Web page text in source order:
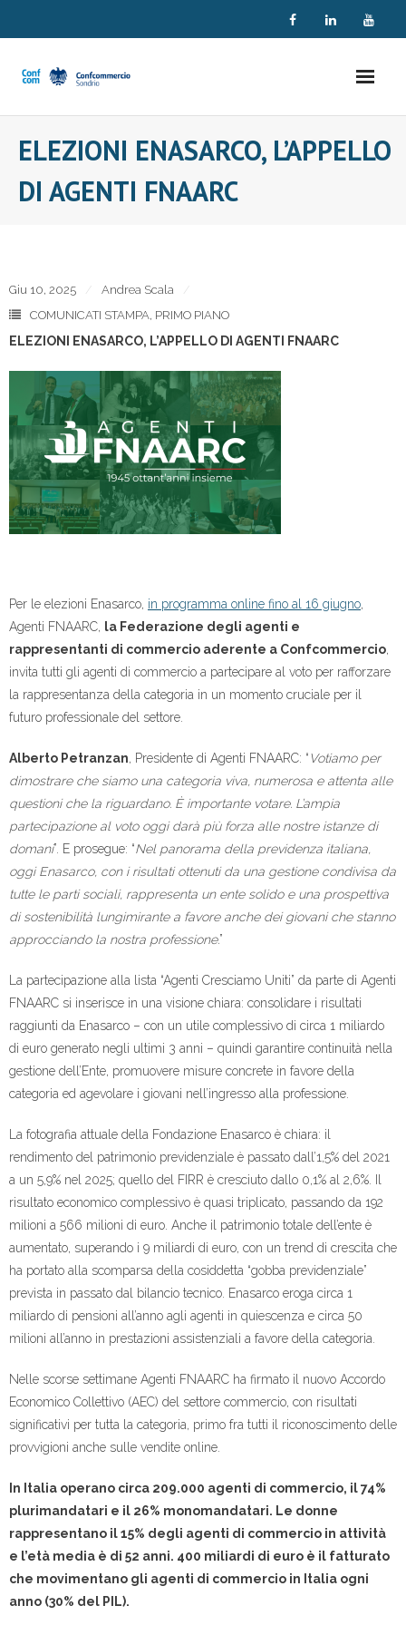
ELEZIONI ENASARCO, L’APPELLO
DI AGENTI FNAARC
Giu 10, 2025
Andrea Scala
COMUNICATI STAMPA, PRIMO PIANO
ELEZIONI ENASARCO, L’APPELLO DI AGENTI FNAARC
Per le elezioni Enasarco, in programma online fino al 16 giugno
Agenti FNAARC,
la Federazione degli agenti e
rappresentanti di commercio aderente a Confcommercio
invita tutti gli agenti di commercio a partecipare al voto per rafforzare
la rappresentanza della categoria in un momento cruciale per il
futuro professionale del settore.
Alberto Petranzan , Presidente di Agenti FNAARC: “Votiamo per
dimostrare che siamo una categoria viva, numerosa e attenta alle
questioni che la riguardano. È importante votare. L’ampia
partecipazione al voto oggi darà più forza alle nostre istanze di
domani”. E prosegue: “Nel panorama della previdenza italiana,
oggi Enasarco, con i risultati ottenuti da una gestione condivisa da
tutte le parti sociali, rappresenta un ente solido e una prospettiva
di sostenibilità lungimirante a favore anche dei giovani che stanno
approcciando la nostra professione.”
La partecipazione alla lista “Agenti Cresciamo Uniti” da parte di Agenti
FNAARC si inserisce in una visione chiara: consolidare i risultati
raggiunti da Enasarco – con un utile complessivo di circa 1 miliardo
di euro generato negli ultimi 3 anni – quindi garantire continuità nella
gestione dell’Ente, promuovere misure concrete in favore della
categoria ed agevolare i giovani nell’ingresso alla professione.
La fotografia attuale della Fondazione Enasarco è chiara: il
rendimento del patrimonio previdenziale è passato dall’1,5% del 2021
a un 5,9% nel 2025; quello del FIRR è cresciuto dallo 0,1% al 2,6%. Il
risultato economico complessivo è quasi triplicato, passando da 192
milioni a 566 milioni di euro. Anche il patrimonio totale dell’ente è
aumentato, superando i 9 miliardi di euro, con un trend di crescita che
ha portato alla scomparsa della cosiddetta “gobba previdenziale”
prevista in passato dal bilancio tecnico. Enasarco eroga circa 1
miliardo di pensioni all’anno agli agenti in quiescenza e circa 50
milioni all’anno in prestazioni assistenziali a favore della categoria.
Nelle scorse settimane Agenti FNAARC ha firmato il nuovo Accordo
Economico Collettivo (AEC) del settore commercio, con risultati
significativi per tutta la categoria, primo fra tutti il riconoscimento delle
provvigioni anche sulle vendite online.
In Italia operano circa 209.000 agenti di commercio, il 74%
plurimandatari e il 26% monomandatari. Le donne
rappresentano il 15% degli agenti di commercio in attività
e l’età media è di 52 anni. 400 miliardi di euro è il fatturato
che movimentano gli agenti di commercio in Italia ogni
anno (30% del PIL).